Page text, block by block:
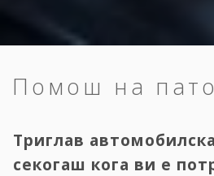
Помош на
Триглав
секогаш кога ви е